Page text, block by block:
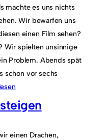
machte es uns nichts
Wir bewarfen uns
einen Film sehen?
Wir spielten unsinnige
Problem. Abends spät
schon vor sechs
einen Drachen,